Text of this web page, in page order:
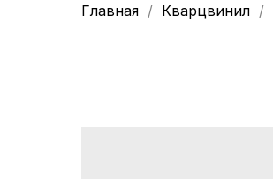
Главная Кварцвинил